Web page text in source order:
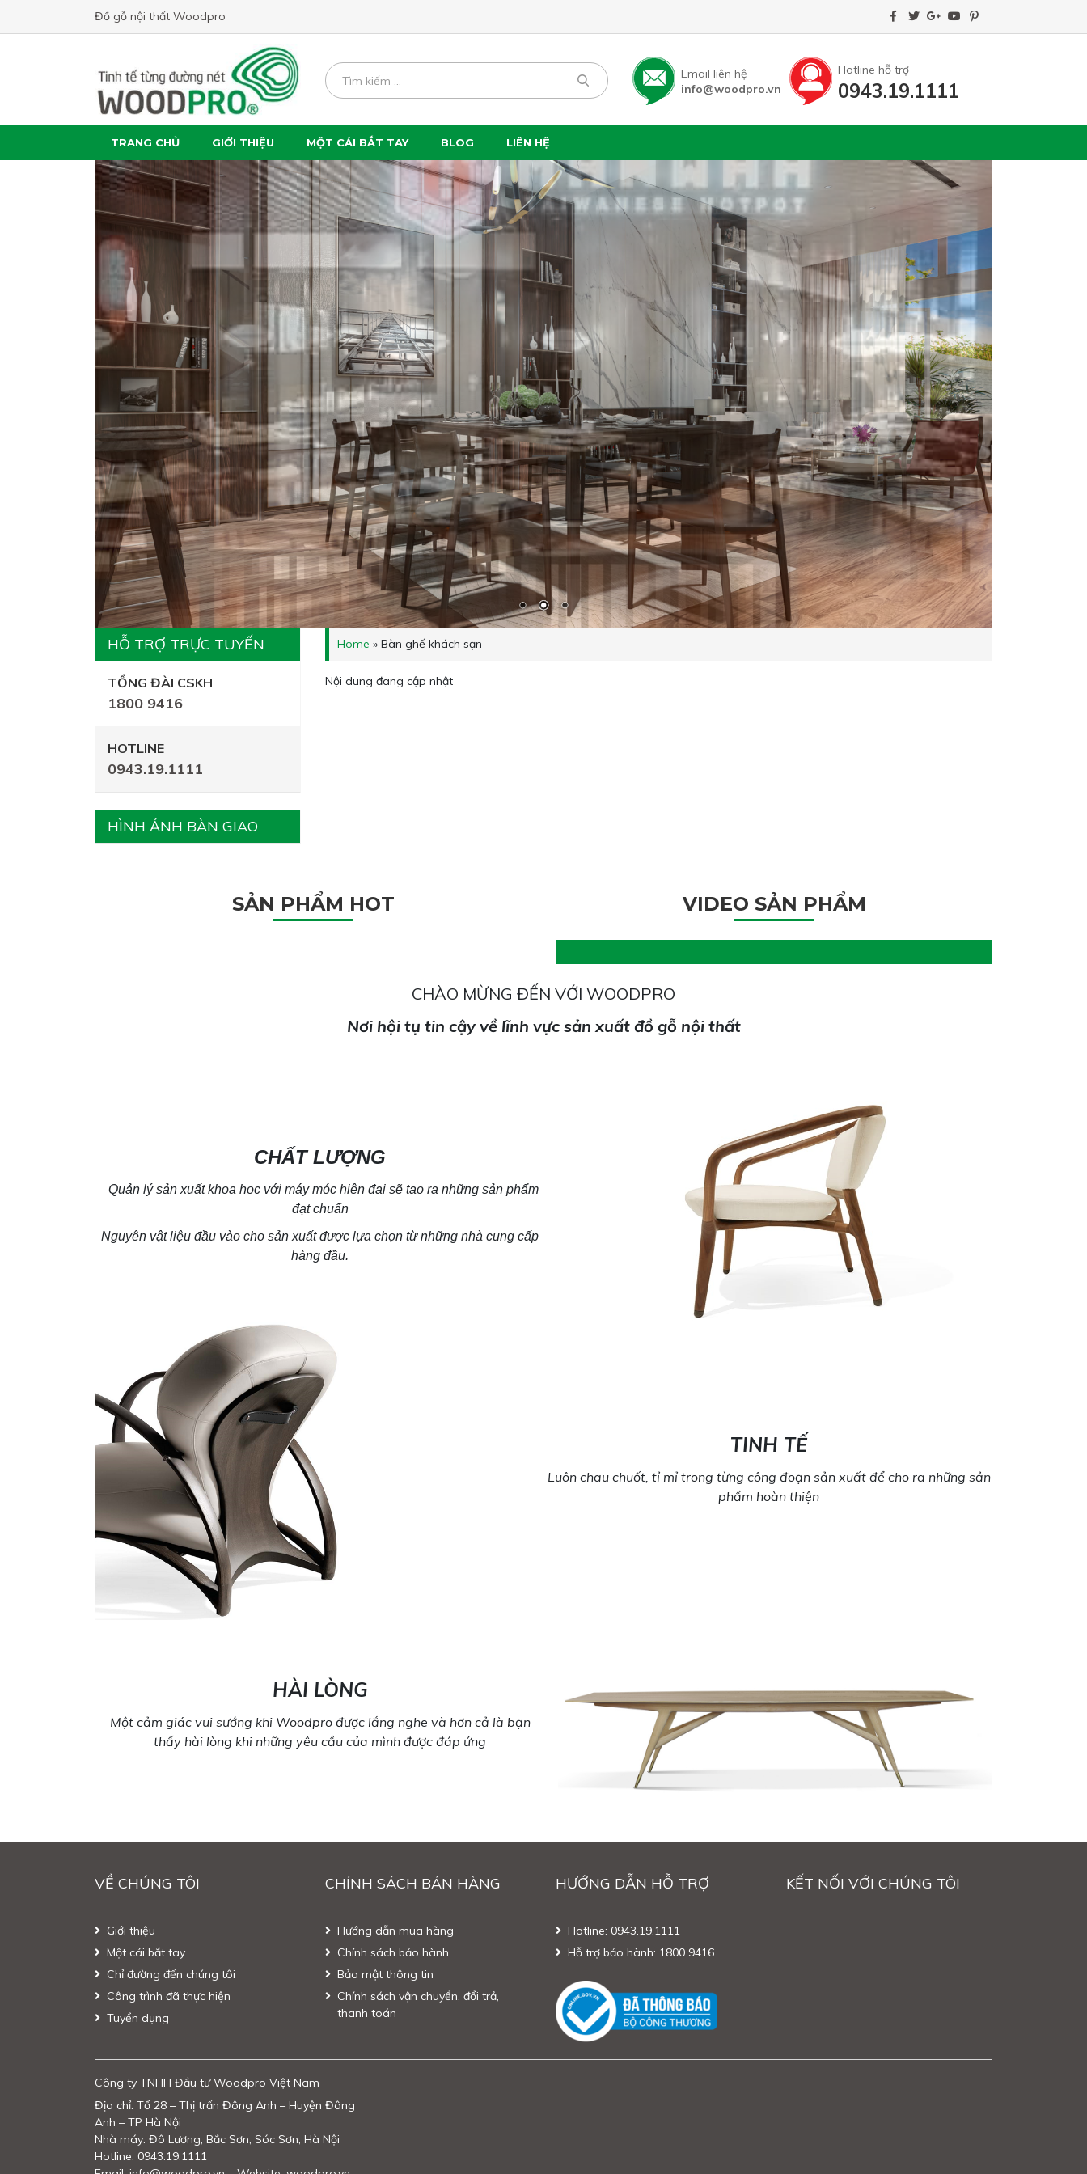
Đồ gỗ nội thất Woodpro
Email liên hệ
info@woodpro.vn
Hotline hỗ trợ
0943.19.1111
TRANG CHỦ GIỚI THIỆU MỘT CÁI BẮT TAY BLOG LIÊN HỆ
Home » Bàn ghế khách sạn
Nội dung đang cập nhật
HỖ TRỢ TRỰC TUYẾN
TỔNG ĐÀI CSKH
1800 9416
HOTLINE
0943.19.1111
HÌNH ẢNH BÀN GIAO
SẢN PHẨM HOT VIDEO SẢN PHẨM
CHÀO MỪNG ĐẾN VỚI WOODPRO
Nơi hội tụ tin cậy về lĩnh vực sản xuất đồ gỗ nội thất
CHẤT LƯỢNG
Quản lý sản xuất khoa học với máy móc hiện đại sẽ tạo ra những sản phẩm
đạt chuẩn
Nguyên vật liệu đầu vào cho sản xuất được lựa chọn từ những nhà cung cấp
hàng đầu.
TINH TẾ
Luôn chau chuốt, tỉ mỉ trong từng công đoạn sản xuất để cho ra những sản
phẩm hoàn thiện
HÀI LÒNG
Một cảm giác vui sướng khi Woodpro được lắng nghe và hơn cả là bạn
thấy hài lòng khi những yêu cầu của mình được đáp ứng
VỀ CHÚNG TÔI
Giới thiệu
Một cái bắt tay
Chỉ đường đến chúng tôi
Công trình đã thực hiện
Tuyển dụng
CHÍNH SÁCH BÁN HÀNG
Hướng dẫn mua hàng
Chính sách bảo hành
Bảo mật thông tin
Chính sách vận chuyển, đổi trả,
thanh toán
HƯỚNG DẪN HỖ TRỢ
Hotline: 0943.19.1111
Hỗ trợ bảo hành: 1800 9416
KẾT NỐI VỚI CHÚNG TÔI
Công ty TNHH Đầu tư Woodpro Việt Nam
Địa chỉ: Tổ 28 – Thị trấn Đông Anh – Huyện Đông
Anh – TP Hà Nội
Nhà máy: Đô Lương, Bắc Sơn, Sóc Sơn, Hà Nội
Hotline: 0943.19.1111